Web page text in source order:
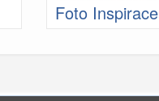
Foto Inspirace